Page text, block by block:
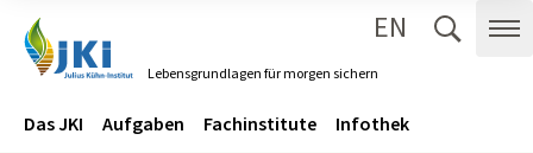
Lebensgrundlagen für morgen sichern
EN
Navigation
Hauptmenü
Das JKI Aufgaben Fachinstitute Infothek